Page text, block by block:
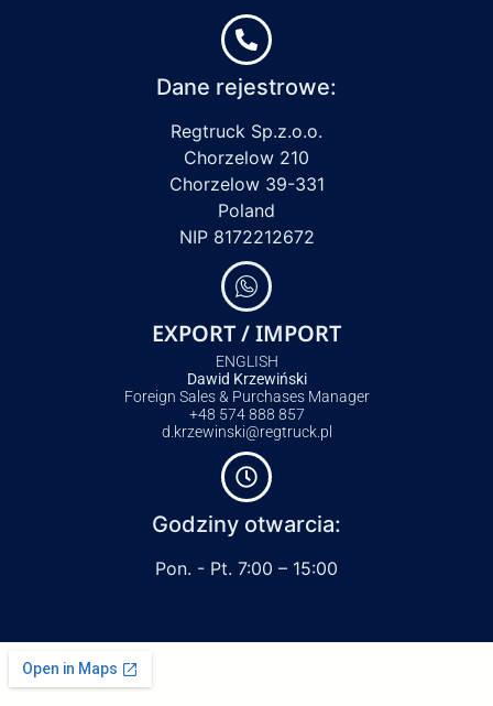
Dane rejestrowe:
Regtruck Sp.z.o.o.
Chorzelow 210
Chorzelow 39-331
Poland
NIP 8172212672
EXPORT / IMPORT
ENGLISH
Dawid Krzewiński
Foreign Sales & Purchases Manager
+48 574 888 857
d.krzewinski@regtruck.pl
Godziny otwarcia:
Pon. - Pt. 7:00 – 15:00